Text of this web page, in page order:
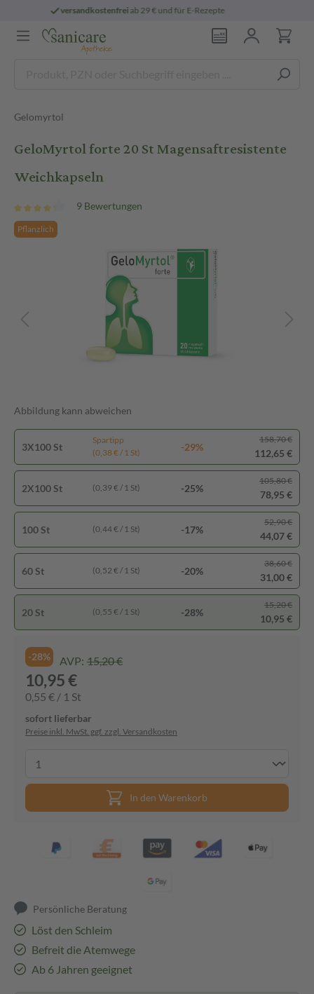
persönliche
Gelomyrtol
GeloMyrtol forte 20 St Magensaftresistente
Weichkapseln
9 Bewertungen
Pflanzlich
Abbildung kann abweichen
3X100 St
Spartipp
(0,38 € / 1 St)
-29%
158,70 €
112,65 €
2X100 St (0,39 € / 1 St) -25%
105,80 €
78,95 €
100 St (0,44 € / 1 St) -17%
52,90 €
44,07 €
60 St (0,52 € / 1 St) -20%
38,60 €
31,00 €
20 St (0,55 € / 1 St) -28%
15,20 €
10,95 €
-28% AVP: 15,20 €
10,95 €
0,55 € / 1 St
sofort lieferbar
Preise inkl. MwSt. ggf. zzgl. Versandkosten
In den Warenkorb
Persönliche Beratung
Löst den Schleim
Befreit die Atemwege
Ab 6 Jahren geeignet